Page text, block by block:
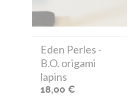
Eden Perles -
B.O. origami
lapins
18,00 €